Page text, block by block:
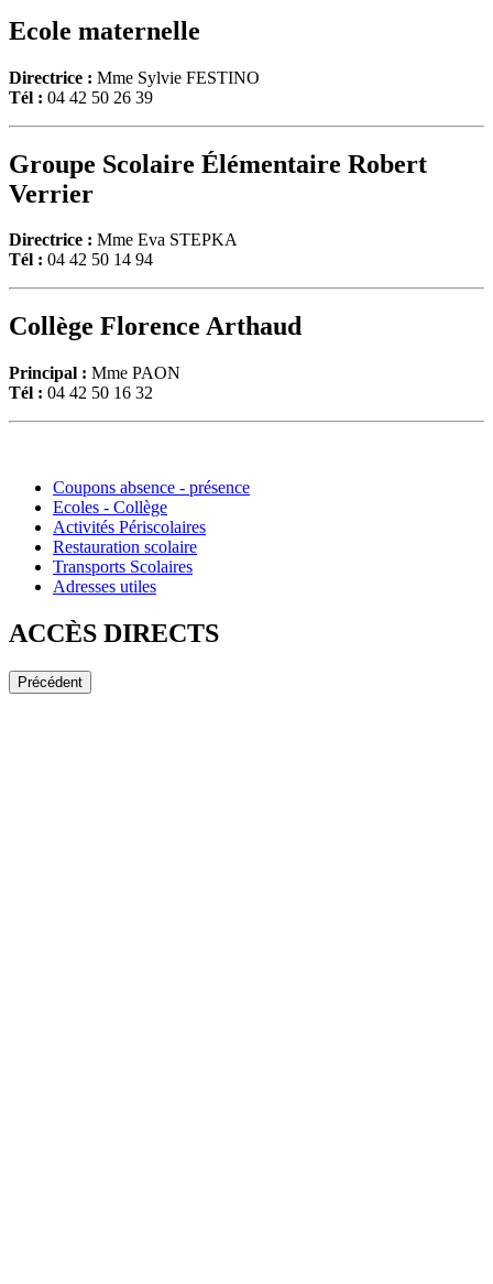
Ecole maternelle
Directrice : Mme Sylvie FESTINO
Tél : 04 42 50 26 39
Groupe Scolaire Élémentaire Robert
Verrier
Directrice : Mme Eva STEPKA
Tél : 04 42 50 14 94
Collège Florence Arthaud
Principal : Mme PAON
Tél : 04 42 50 16 32
Coupons
absence
-
présence
Coupons absence - présence
Ecoles
-
Collège
Ecoles - Collège
Activités
Périscolaires
Activités Périscolaires
Restauration
scolaire
Restauration scolaire
Transports
Scolaires
Transports Scolaires
Adresses
Adresses utiles
ACCÈS DIRECTS
Précédent